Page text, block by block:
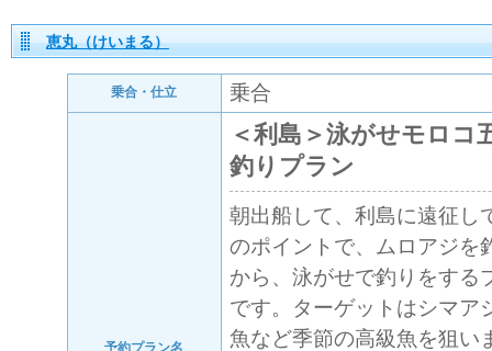
恵丸（けいまる）
乗合・仕立 乗合
予約プラン名
＜利島＞泳がせモロコ
釣りプラン
朝出船して、利島に遠征し
のポイントで、ムロアジを
から、泳がせで釣りをする
です。ターゲットはシマア
魚など季節の高級魚を狙い